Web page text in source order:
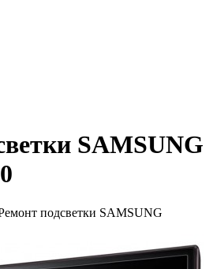
SAMSUNG
подсветки SAMSUNG